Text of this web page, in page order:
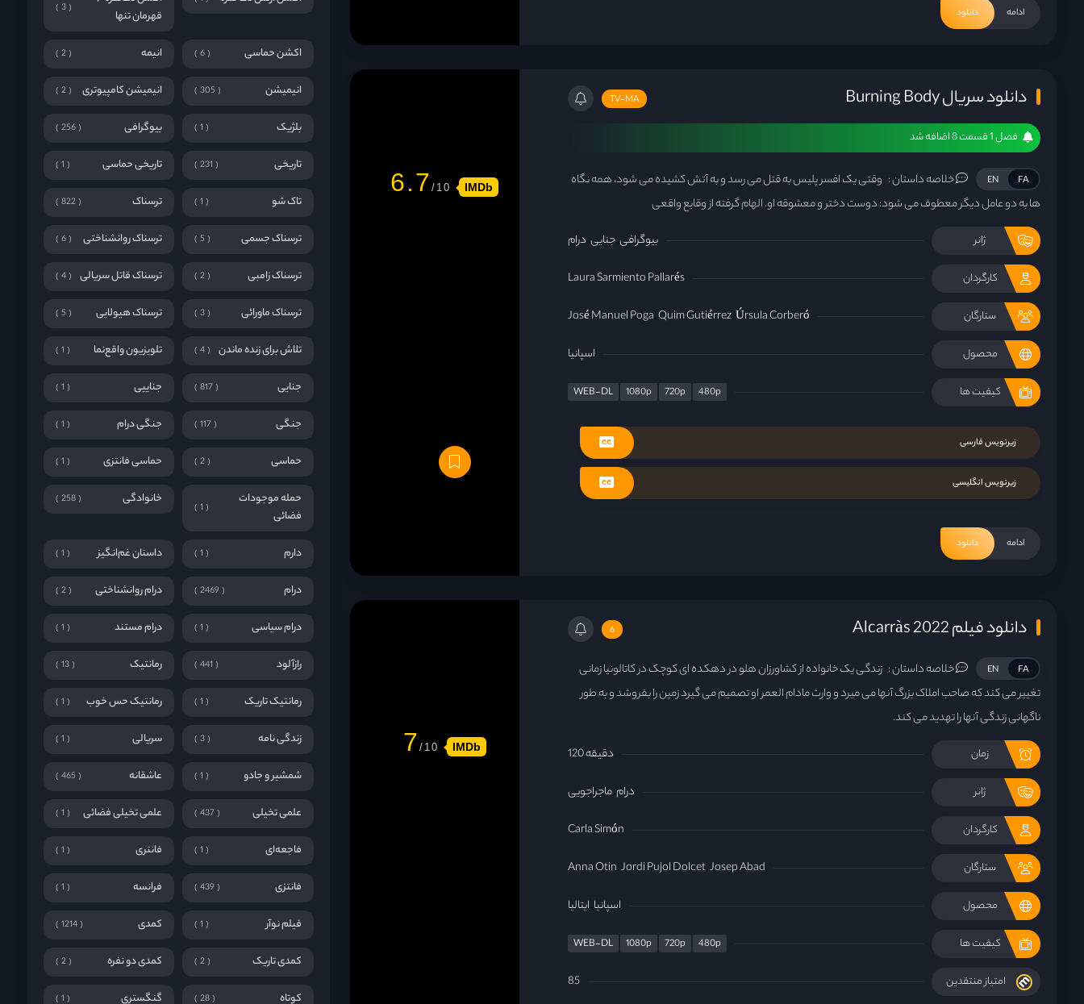
ادامه دانلود
دانلود سریال Burning Body TV-MA
فصل 1 قسمت 8 اضافه شد
FA
EN خلاصه داستان : وقتی یک افسر پلیس به قتل می رسد و به آتش کشیده می شود، همه نگاه
ها به دو عامل دیگر معطوف می شود: دوست دختر و معشوقه او. الهام گرفته از وقایع واقعی
ژانر بیوگرافی جنایی درام
کارگردان Laura Sarmiento Pallarés
ستارگان José Manuel Poga Quim Gutiérrez Úrsula Corberó
محصول اسپانیا
کیفیت ها WEB-DL 1080p 720p 480p
زیرنویس فارسی
زیرنویس انگلیسی
ادامه دانلود
6.7 IMDb
دانلود فیلم Alcarràs 2022 6
FA
EN خلاصه داستان : زندگی یک خانواده از کشاورزان هلو در دهکده ای کوچک در کاتالونیا زمانی
تغییر می کند که صاحب املاک بزرگ آنها می میرد و وارث مادام العمر او تصمیم می گیرد زمین را بفروشد و به طور
ناگهانی زندگی آنها را تهدید می کند.
زمان 120 دقیقه
ژانر درام ماجراجویی
کارگردان Carla Simón
ستارگان Anna Otin Jordi Pujol Dolcet Josep Abad
محصول اسپانیا ایتالیا
کیفیت ها WEB-DL 1080p 720p 480p
امتیاز منتقدین 85
7 IMDb
قهرمان تنها
3
اکشن حماسی 6 انیمه 2
انیمیشن 305 انیمیشن کامپیوتری 2
بلژیک 1 بیوگرافی 256
تاریخی 231 تاریخی حماسی 1
تاک شو 1 ترسناک 822
ترسناک جسمی 5 ترسناک روانشناختی 6
ترسناک زامبی 2 ترسناک قاتل سریالی 4
ترسناک ماورائی 3 ترسناک هیولایی 5
تلاش برای زنده ماندن 4 تلویزیون واقع‌نما 1
جنایی 817 جناییی 1
جنگی 117 جنگی درام 1
حماسی 2 حماسی فانتزی 1
حمله موجودات
فضائی
1
خانوادگی 258
دارم 1 داستان غم‌انگیز 1
درام 2469 درام روانشناختی 2
درام سیاسی 1 درام مستند 1
رازآلود 441 رمانتیک 13
رمانتیک تاریک 1 رمانتیک حس خوب 1
زندگی نامه 3 سریالی 1
شمشیر و جادو 1 عاشقانه 465
علمی تخیلی 437 علمی تخیلی فضائی 1
فاجعه‌ای 1 فانتری 1
فانتزی 439 فرانسه 1
فیلم نوآر 1 کمدی 1214
کمدی تاریک 2 کمدی دو نفره 2
کوتاه 28 گنگستری 1